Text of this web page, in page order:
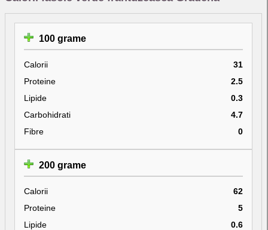
100 grame
Calorii
31
Proteine
2.5
Lipide
0.3
Carbohidrati
4.7
Fibre
0
200 grame
Calorii
62
Proteine
5
Lipide
0.6